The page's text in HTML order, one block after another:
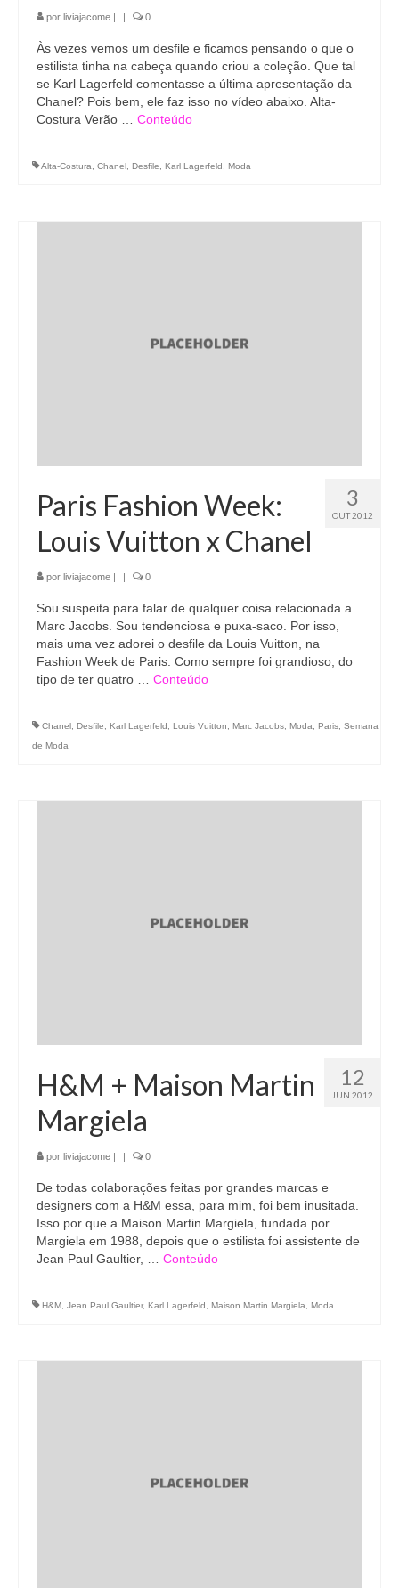
por liviajacome 0
Às vezes vemos um desfile e ficamos pensando o que o
estilista tinha na cabeça quando criou a coleção. Que tal
se Karl Lagerfeld comentasse a última apresentação da
Chanel? Pois bem, ele faz isso no vídeo abaixo. Alta-
Costura Verão … Conteúdo
Alta-Costura, Chanel, Desfile, Karl Lagerfeld, Moda
3
OUT 2012
Paris Fashion Week:
Louis Vuitton x Chanel
por liviajacome | | 0
Sou suspeita para falar de qualquer coisa relacionada a
Marc Jacobs. Sou tendenciosa e puxa-saco. Por isso,
mais uma vez adorei o desfile da Louis Vuitton, na
Fashion Week de Paris. Como sempre foi grandioso, do
tipo de ter quatro … Conteúdo
Chanel Desfile Karl Lagerfeld Louis Vuitton Marc Jacobs Moda Paris Semana
de Moda
12
JUN 2012
H&M + Maison Martin
Margiela
por liviajacome | | 0
De todas colaborações feitas por grandes marcas e
designers com a H&M essa, para mim, foi bem inusitada.
Isso por que a Maison Martin Margiela, fundada por
Margiela em 1988, depois que o estilista foi assistente de
Jean Paul Gaultier, … Conteúdo
H&M Jean Paul Gaultier, Karl Lagerfeld Maison Martin Margiela Moda